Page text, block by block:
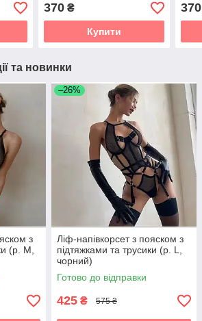
370₴
Купити
370
та новинки
з
(р. М,
–26%
Ліф-напівкорсет з пояском з
підтяжками та трусики (р. L,
чорний)
Готово до відправки
425 ₴ 575 ₴